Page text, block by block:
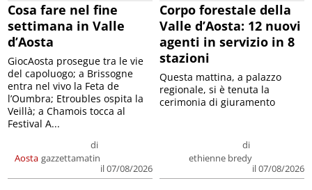
Cosa fare nel fine
settimana in Valle
d’Aosta
Aosta
di
gazzettamatin
il 07/08/2026
GiocAosta prosegue tra le vie
del capoluogo; a Brissogne
entra nel vivo la Feta de
l’Oumbra; Etroubles ospita la
Veillà; a Chamois tocca al
Festival A...
Corpo forestale della
Valle d’Aosta: 12 nuovi
agenti in servizio in 8
stazioni
di
ethienne bredy
il 07/08/2026
Questa mattina, a palazzo
regionale, si è tenuta la
cerimonia di giuramento